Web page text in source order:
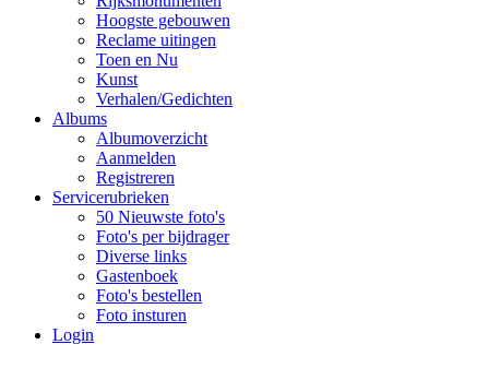
Hoogste gebouwen
Reclame uitingen
Toen en Nu
Kunst
Verhalen/Gedichten
Albums
Albumoverzicht
Aanmelden
Registreren
Servicerubrieken
50 Nieuwste foto's
Foto's per bijdrager
Diverse links
Gastenboek
Foto's bestellen
Foto insturen
Login